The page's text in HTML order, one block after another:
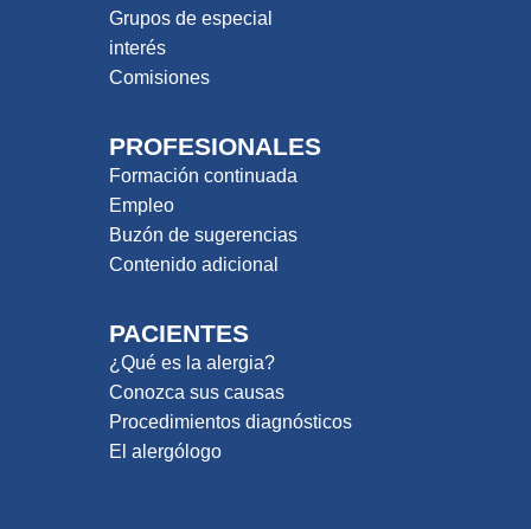
Grupos de especial
interés
Comisiones
PROFESIONALES
Formación continuada
Empleo
Buzón de sugerencias
Contenido adicional
PACIENTES
¿Qué es la alergia?
Conozca sus causas
Procedimientos diagnósticos
El alergólogo